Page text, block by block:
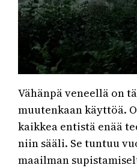
Vähänpä veneellä on
muutenkaan käyttöä.
kaikkea entistä enää
niin sääli. Se tuntuu
maailman